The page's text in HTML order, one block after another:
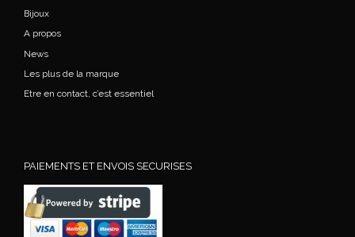
Bijoux
A propos
News
Les plus de la marque
Etre en contact, c’est essentiel
PAIEMENTS ET ENVOIS SECURISES